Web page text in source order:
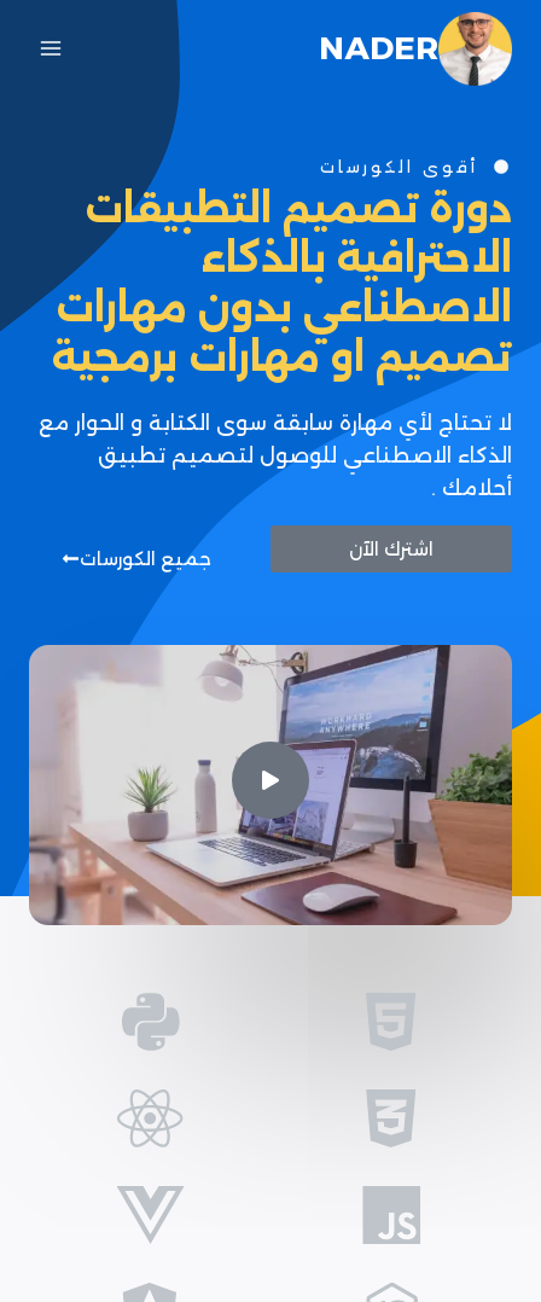
NADER
أقوى الكورسات
دورة تصميم التطبيقات
الاحترافية بالذكاء
الاصطناعي بدون مهارات
تصميم او مهارات برمجية
لا تحتاج لأي مهارة سابقة سوى الكتابة و الحوار مع
الذكاء الاصطناعي للوصول لتصميم تطبيق
أحلامك .
اشترك الآن جميع الكورسات